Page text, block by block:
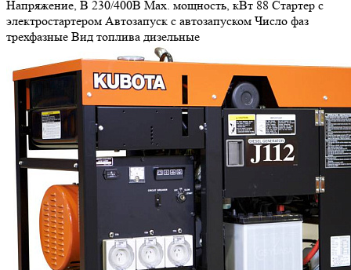
Напряжение, В 230/400В Max. мощность, кВт 88 Стартер с
электростартером Автозапуск с автозапуском Число фаз
трехфазные Вид топлива дизельные